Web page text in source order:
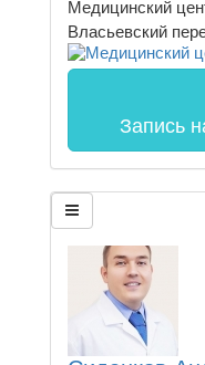
Медицинский
Власьевский
Запись